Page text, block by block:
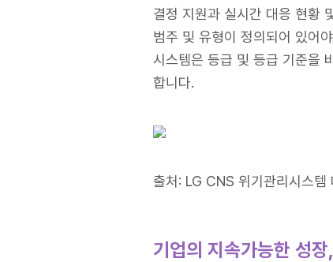
결정 지원과 실시간 대응 현황
범주 및 유형이 정의되어 있어
시스템은 등급 및 등급 기준을
합니다.
출처: LG CNS 위기관리시스템
기업의 지속가능한 성